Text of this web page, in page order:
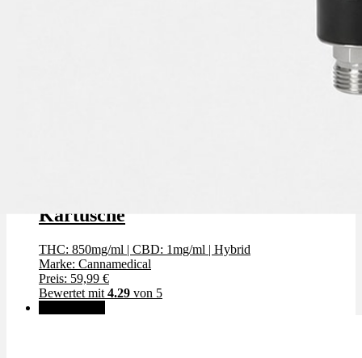
Kartusche
THC: 850mg/ml | CBD: 1mg/ml | Hybrid
Marke: Cannamedical
Preis: 59,99 €
Bewertet mit 4.29 von 5